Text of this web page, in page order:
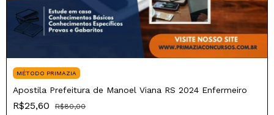
MÉTODO PRIMAZIA
Apostila Prefeitura de Manoel Viana RS 2024 Enfermeiro
R$25,60
R$80,00